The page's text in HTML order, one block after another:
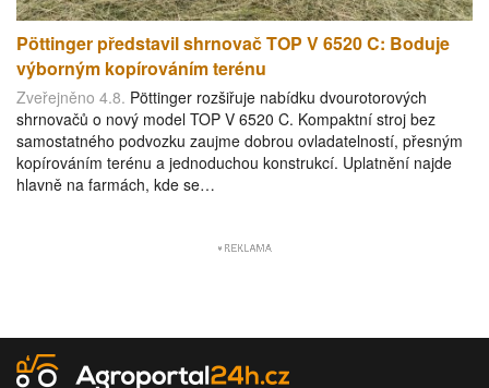
Pöttinger představil shrnovač TOP V 6520 C: Boduje
výborným kopírováním terénu
Zveřejněno 4.8. Pöttinger rozšiřuje nabídku dvourotorových
shrnovačů o nový model TOP V 6520 C. Kompaktní stroj bez
samostatného podvozku zaujme dobrou ovladatelností, přesným
kopírováním terénu a jednoduchou konstrukcí. Uplatnění najde
hlavně na farmách, kde se…